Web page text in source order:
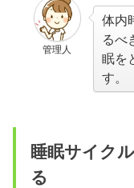
管理人
体内
るべ
眠を
す。
睡眠サイク
る